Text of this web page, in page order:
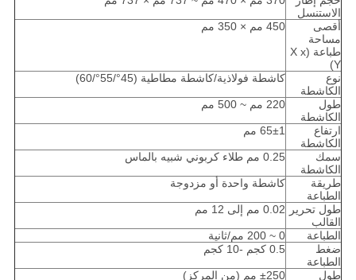
الاستنسل
أقصى
مساحة
طباعة (X x
Y)
450 مم × 350 مم
نوع
الكاشطة
كاشطة فولاذية/كاشطة مطاطية (45°/55°/60)
طول
الكاشطة
220 مم ~ 500 مم
ارتفاع
الكاشطة
65±1 مم
سمك
الكاشطة
0.25 مم طلاء كربوني شبيه بالماس
طريقة
الطباعة
كاشطة واحدة أو مزدوجة
طول تحرير
القالب
0.02 مم إلى 12 مم
الطباعة
0 ~ 200 مم/ثانية
ضغط
الطباعة
0.5 كجم -10 كجم
طول ±250 مم (من المركز)